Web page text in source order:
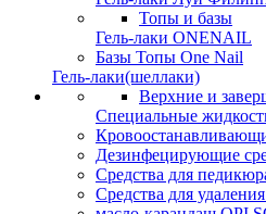
Топы и базы
Гель-лаки ONENAIL
Базы Топы One Nail
Гель-лаки(шеллаки)
Верхние и
Специальные
Дезинфецирующие
Средства для
Средства для